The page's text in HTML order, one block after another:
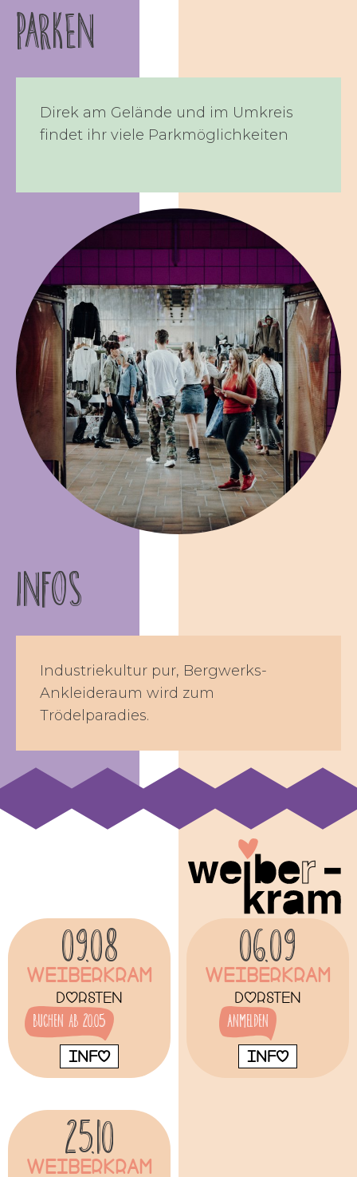
PARKEN
Direk am Gelände und im Umkreis
findet ihr viele Parkmöglichkeiten
INFOS
Industriekultur pur, Bergwerks-
Ankleideraum wird zum
Trödelparadies.
09.08
Weiberkram
Dorsten
buchen ab 20.05
INFO
06.09
Weiberkram
Dorsten
Anmelden
INFO
25.10
Weiberkram